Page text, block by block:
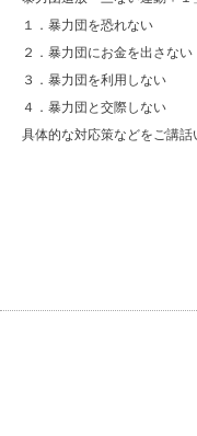
１．暴力団を恐れない
２．暴力団にお金を出さない
３．暴力団を利用しない
４．暴力団と交際しない
具体的な対応策などをご講話